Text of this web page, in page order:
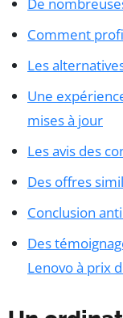
Comment
Les
Une
mises à jour
Les avis des
Des offres
Conclusion
Des
Lenovo à prix